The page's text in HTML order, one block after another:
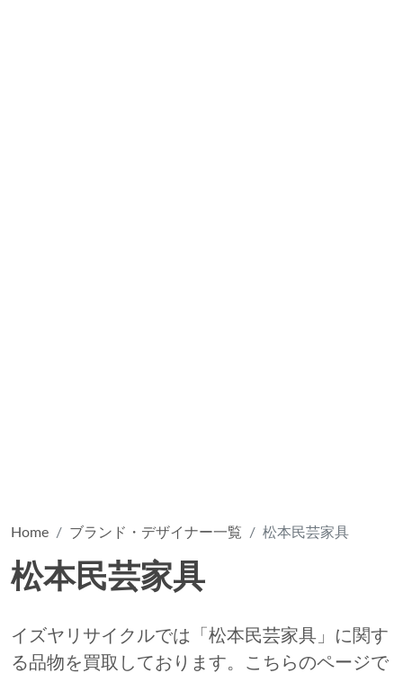
Home ブランド・デザイナー一覧 松本民芸家具
松本民芸家具
イズヤリサイクルでは「松本民芸家具」に関す
る品物を買取しております。こちらのページで